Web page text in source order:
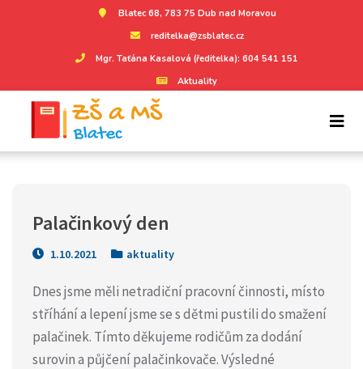
Blatec 68, 783 75 Dub nad Moravou
reditelka@zsblatec.cz
Mgr. Taťána Kasalová (ředitelka): 604 541 151
Aktuality
Palačinkový den
1.10.2021 aktuality
Dnes jsme měli netradiční pracovní činnosti, místo
stříhání a lepení jsme se s dětmi pustili do smažení
palačinek. Tímto děkujeme rodičům za dodání
surovin a půjčení palačinkovače. Výsledné